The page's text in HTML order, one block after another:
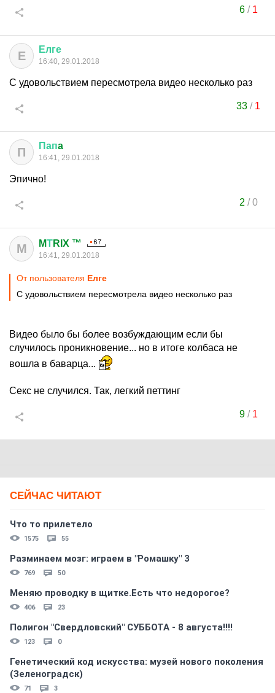
6/ 1
Е Елге
16:40, 29.01.2018
С удовольствием пересмотрела видео несколько раз
33 / 1
П Папa
16:41, 29.01.2018
Эпично!
2 /0
M MТRIX ™
16:41, 29.01.2018
От пользователя Елге
С удовольствием пересмотрела видео несколько раз
Видео было бы более возбуждающим если бы
случилось проникновение... но в итоге колбаса не
вошла в баварца...
Секс не случился. Так, легкий петтинг
9/ 1
СЕЙЧАС ЧИТАЮТ
Что то прилетело
1575 55
Разминаем мозг: играем в "Ромашку" 3
769 50
Меняю проводку в щитке.Есть что недорогое?
406 23
Полигон "Свердловский" СУББОТА - 8 августа!!!!
123 0
Генетический код искусства: музей нового поколения
(Зеленоградск)
71 3